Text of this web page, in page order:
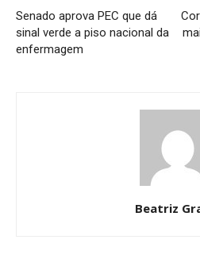
Senado aprova PEC que dá
sinal verde a piso nacional da
enfermagem
Beatriz